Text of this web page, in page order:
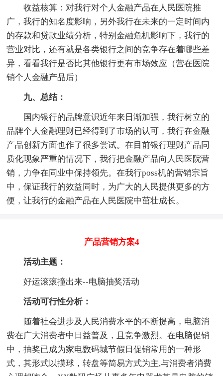
收益核算：对我行对个人金融产品在人民医院推
广，我行的知名度影响，另外我行在未来的一定时间内
的存款和贷款业绩分析，特别金融危机影响下，我行的
营业对比，还有就是各类银行之间的竞争存在着哪些差
异，看看我行是否比其他银行更有市场效应（营在医院
销个人金融产品后）
九、总结：
国内银行的品牌意识近年来日渐加强，我行树立的
品牌个人金融理财已经得到了市场的认可，我行在金融
产品创新方面也作了很多尝试。在目前银行理财产品同
质化现象严重的情况下，我行把金融产品向人民医院营
销，力争在同业中保持领先。在我行poss机的营销宗旨
中，保证我行的效益同时，为广大的人民提供更多的方
便，让我行的金融产品在人民医院中茁壮成长。
产品营销方案4
活动主题：
好运滚滚撞出来--电脑抽奖活动
活动可行性分析：
随着社会进步及人民消费水平的不断提高，电脑消
费在广大消费者中日益普及，且竞争激烈。在电脑促销
中，抽奖已成为家电数码城节假日促销常用的一种形
式，其形式以摸球，转盘等简易方式为主,与消费者消费